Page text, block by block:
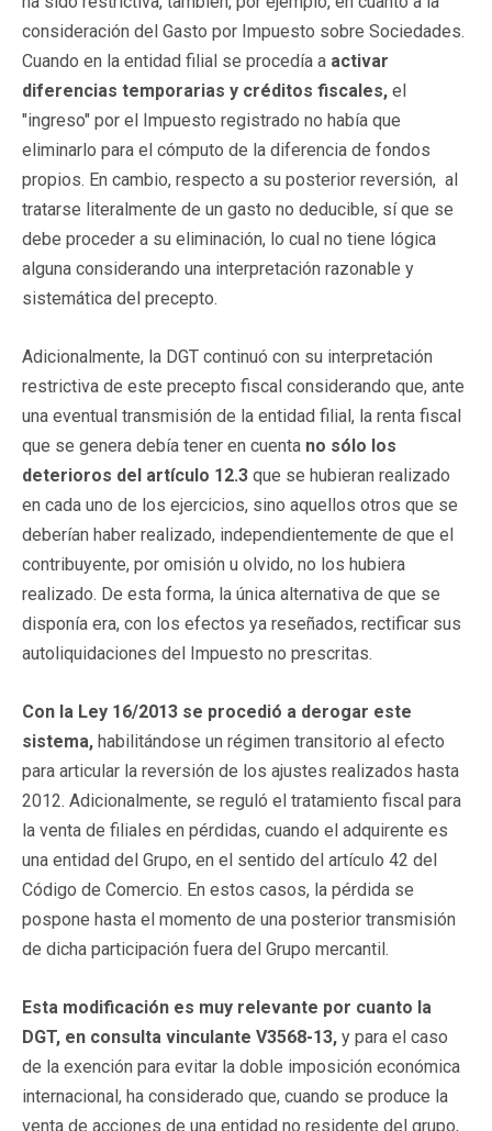
consideración del Gasto por Impuesto sobre Sociedades.
Cuando en la entidad filial se procedía a activar
diferencias temporarias y créditos fiscales, el
"ingreso" por el Impuesto registrado no había que
eliminarlo para el cómputo de la diferencia de fondos
propios. En cambio, respecto a su posterior reversión, al
tratarse literalmente de un gasto no deducible, sí que se
debe proceder a su eliminación, lo cual no tiene lógica
alguna considerando una interpretación razonable y
sistemática del precepto.
Adicionalmente, la DGT continuó con su interpretación
restrictiva de este precepto fiscal considerando que, ante
una eventual transmisión de la entidad filial, la renta fiscal
que se genera debía tener en cuenta no sólo los
deterioros del artículo 12.3 que se hubieran realizado
en cada uno de los ejercicios, sino aquellos otros que se
deberían haber realizado, independientemente de que el
contribuyente, por omisión u olvido, no los hubiera
realizado. De esta forma, la única alternativa de que se
disponía era, con los efectos ya reseñados, rectificar sus
autoliquidaciones del Impuesto no prescritas.
Con la Ley 16/2013 se procedió a derogar este
sistema, habilitándose un régimen transitorio al efecto
para articular la reversión de los ajustes realizados hasta
2012. Adicionalmente, se reguló el tratamiento fiscal para
la venta de filiales en pérdidas, cuando el adquirente es
una entidad del Grupo, en el sentido del artículo 42 del
Código de Comercio. En estos casos, la pérdida se
pospone hasta el momento de una posterior transmisión
de dicha participación fuera del Grupo mercantil.
Esta modificación es muy relevante por cuanto la
DGT, en consulta vinculante V3568-13, y para el caso
de la exención para evitar la doble imposición económica
internacional, ha considerado que, cuando se produce la
venta de acciones de una entidad no residente del grupo,